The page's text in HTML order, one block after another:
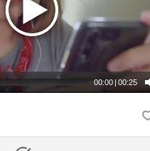
00:00 | 00:25